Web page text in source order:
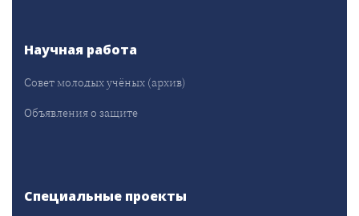
Научная работа
Совет молодых учёных (архив)
Объявления о защите
Специальные проекты